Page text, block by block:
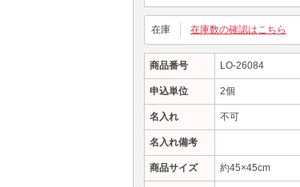
在庫 在庫数の確認はこちら
商品番号 LO-26084
申込単位 2個
名入れ 不可
名入れ備考
商品サイズ 約45×45cm